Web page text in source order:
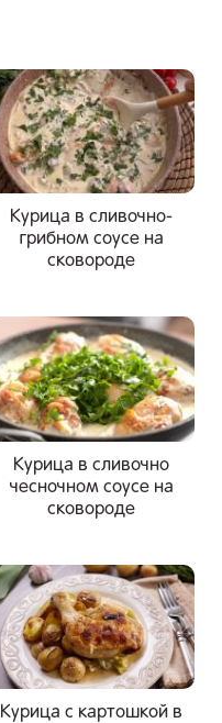
Курица в сливочно-
грибном соусе на
сковороде
Курица в сливочно
чесночном соусе на
сковороде
Курица с картошкой в